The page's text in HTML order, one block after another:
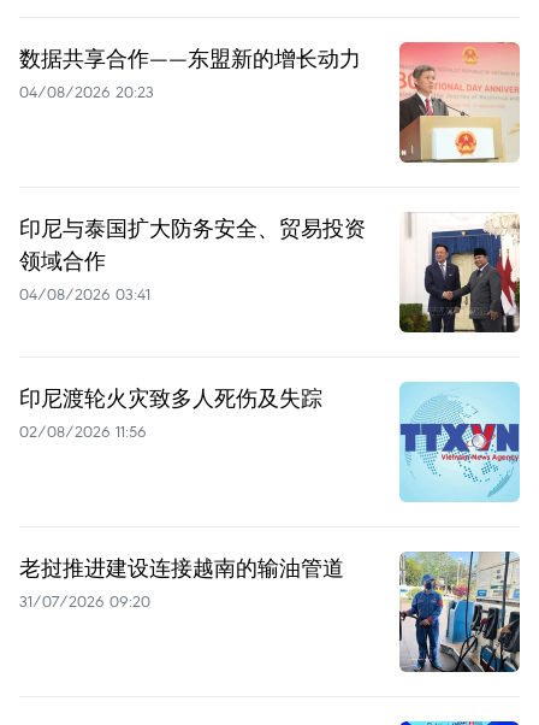
数据共享合作——东盟新的增长动力
04/08/2026 20:23
印尼与泰国扩大防务安全、贸易投资
领域合作
04/08/2026 03:41
印尼渡轮火灾致多人死伤及失踪
02/08/2026 11:56
老挝推进建设连接越南的输油管道
31/07/2026 09:20